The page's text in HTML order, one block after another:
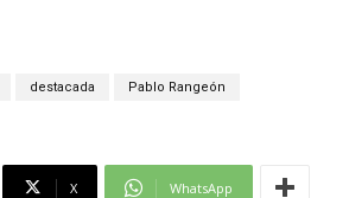
destacada Pablo Rangeón
X WhatsApp